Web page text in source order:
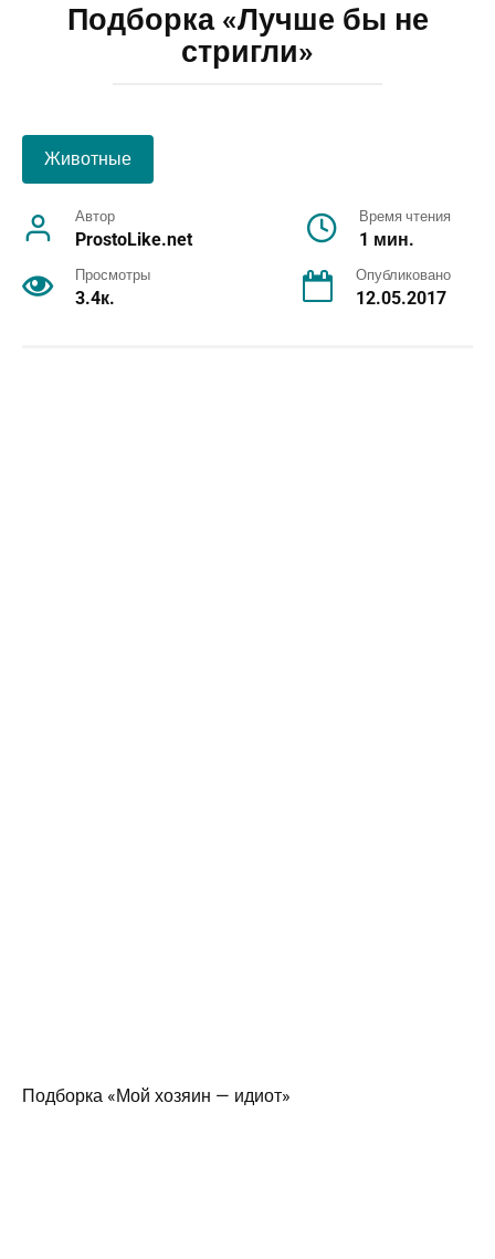
Подборка «Лучше бы не
стригли»
Животные
Автор
ProstoLike.net
Время чтения
1 мин.
Просмотры
3.4к.
Опубликовано
12.05.2017
Подборка «Мой хозяин — идиот»